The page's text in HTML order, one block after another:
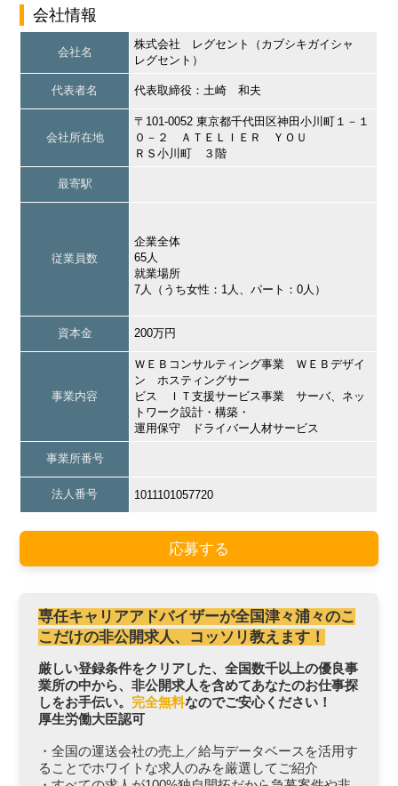
会社情報
会社名
株式会社 レグセント（カブシキガイシャ
レグセント）
代表者名 代表取締役：土崎 和夫
会社所在地
〒101-0052 東京都千代田区神田小川町１－１
０－２ ＡＴＥＬＩＥＲ ＹＯＵ
ＲＳ小川町 ３階
最寄駅
従業員数
企業全体
65人
就業場所
7人（うち女性：1人、パート：0人）
資本金 200万円
事業内容
ＷＥＢコンサルティング事業 ＷＥＢデザイ
ン ホスティングサー
ビス ＩＴ支援サービス事業 サーバ、ネッ
トワーク設計・構築・
運用保守 ドライバー人材サービス
事業所番号
法人番号 1011101057720
応募する
専任キャリアアドバイザーが全国津々浦々のこ
こだけの非公開求人、コッソリ教えます！
厳しい登録条件をクリアした、全国数千以上の優良事
業所の中から、非公開求人を含めてあなたのお仕事探
しをお手伝い。 完全無料なのでご安心ください！
厚生労働大臣認可
・全国の運送会社の売上／給与データベースを活用す
ることでホワイトな求人のみを厳選してご紹介